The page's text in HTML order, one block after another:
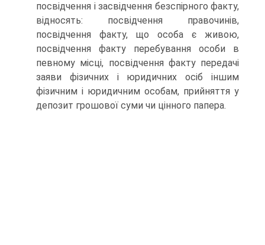
посвідчення і засвідчення безспірного факту,
відносять: посвідчення правочинів,
посвідчення факту, що особа є живою,
посвідчення факту перебування особи в
певному місці, посвідчення факту передачі
заяви фізичних і юридичних осіб іншим
фізичним і юридичним особам, прийняття у
депозит грошової суми чи цінного папера.